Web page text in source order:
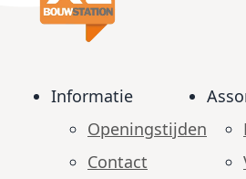
Informatie
Openingstijden
Contact